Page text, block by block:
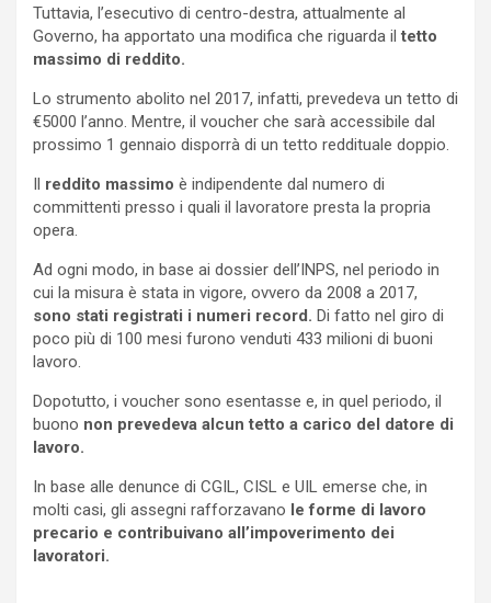
Tuttavia, l’esecutivo di centro-destra, attualmente al
Governo, ha apportato una modifica che riguarda iltetto
massimo di reddito.
Lo strumento abolito nel 2017, infatti, prevedeva un tetto di
€5000 l’anno. Mentre, il voucher che sarà accessibile dal
prossimo 1 gennaio disporrà di un tetto reddituale doppio.
Il reddito massimo è indipendente dal numero di
committenti presso i quali il lavoratore presta la propria
opera.
Ad ogni modo, in base ai dossier dell’INPS, nel periodo in
cui la misura è stata in vigore, ovvero da 2008 a 2017,
sono stati registrati i numeri record. Di fatto nel giro di
poco più di 100 mesi furono venduti 433 milioni di buoni
lavoro.
Dopotutto, i voucher sono esentasse e, in quel periodo, il
buono non prevedeva alcun tetto a carico del datore di
lavoro.
In base alle denunce di CGIL, CISL e UIL emerse che, in
molti casi, gli assegni rafforzavano le forme di lavoro
precario e contribuivano all’impoverimento dei
lavoratori.